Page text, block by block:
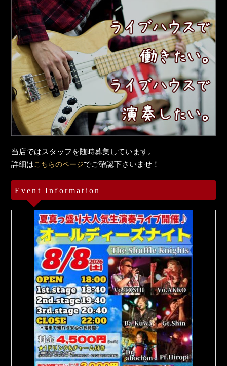
当店ではスタッフを随時募集しています。
詳細はこちらのページでご確認下さいませ！
Event Information